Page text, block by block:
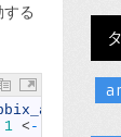
る
1 < -
サポート